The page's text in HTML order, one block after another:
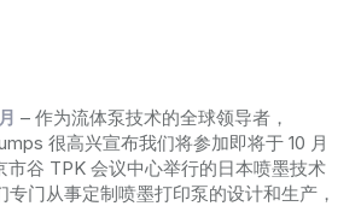
– 作为流体泵技术的全球领导者，
很高兴宣布我们将参加即将于 10 月
市谷 TPK 会议中心举行的日本喷墨技术
门从事定制喷墨打印泵的设计和生产，